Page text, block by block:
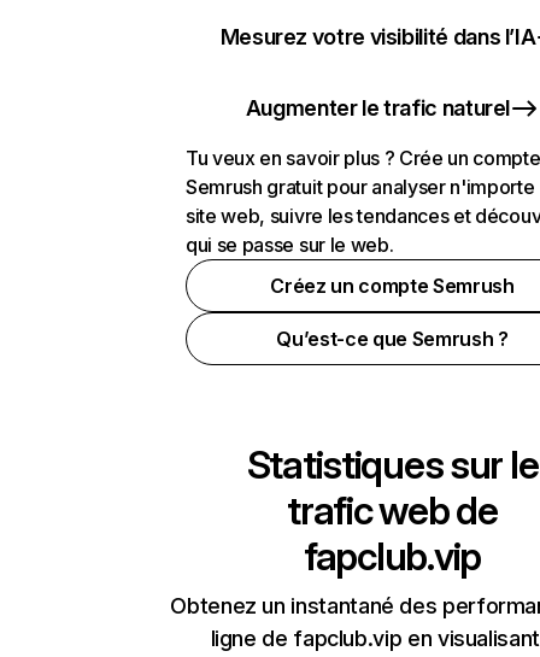
Mesurez votre visibilité dans l’IA
Augmenter le trafic naturel
Tu veux en savoir plus ? Crée un compte
Semrush gratuit pour analyser n'importe
site web, suivre les tendances et
qui se passe sur le web.
Créez un compte Semrush
Qu’est-ce que Semrush ?
Statistiques sur le
trafic web de
fapclub.vip
Obtenez un instantané des
ligne de fapclub.vip en